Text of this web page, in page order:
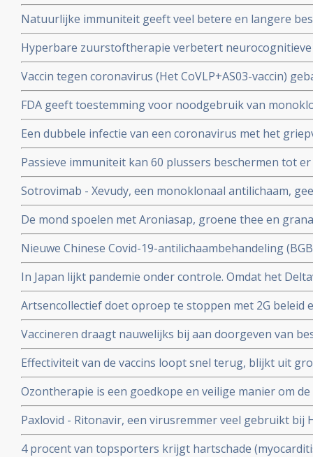
Zweeds onderzoek ziet effectiviteit van vaccins binnen
nagenoeg geen bescherming meer.
Natuurlijke immuniteit geeft veel betere en langere
coronavirus - Covid-19 dan een vaccin dat zijn
Hyperbare zuurstoftherapie verbetert
veroorzaakt door coronabesmetting bij patienten met
Vaccin tegen coronavirus (Het CoVLP+AS03-vaccin)
stoffen geeft uitstekende bescherming tegen ziek
ziekte (78 procent)
FDA geeft toestemming voor noodgebruik van
(tixagevimab plus cilgavimab) voor preventie van
immuunziekte die niet goed reageren op de
Een dubbele infectie van een coronavirus met het
ziekte en meer ziekenhuisopnames en overlijdingen
studie.
Passieve immuniteit kan 60 plussers beschermen tot
viroloog Jaap Goudsmid
Sotrovimab - Xevudy, een monoklonaal antilichaam,
bij patienten die reeds besmet zijn. EMA gaat snel
gebruik in Europa.
De mond spoelen met Aroniasap, groene thee en
het coronavirus - Covid-19 virus en geeft 80 tot 97
doorgeven van virus.
Nieuwe Chinese Covid-19-antilichaambehandeling
Covid-19 - coronavirus is veelbelovend en
Chinese coronapatienten
In Japan lijkt pandemie onder controle. Omdat het
gemuteerd of omdat er veel ivermectine wordt
Artsencollectief doet oproep te stoppen met 2G beleid
de druk op de zorg te verminderen
Vaccineren draagt nauwelijks bij aan doorgeven van
vaccineren lijkt juist doorgeven van besmettingen en
stimuleren. Bewijst groot internationaal onderzoek in
Effectiviteit van de vaccins loopt snel terug, blijkt uit
onder 800.000 veteranen.
Ozontherapie is een goedkope en veilige manier om
virussen - de overvloedige zwavel bevattende
SARS-CoV-2 aan te pakken en te elimineren
Paxlovid - Ritonavir, een virusremmer veel gebruikt bij
ziekenhuisopname bij kwetsbare coronapatiënten met
tijd wordt ingenomen
4 procent van topsporters krijgt hartschade